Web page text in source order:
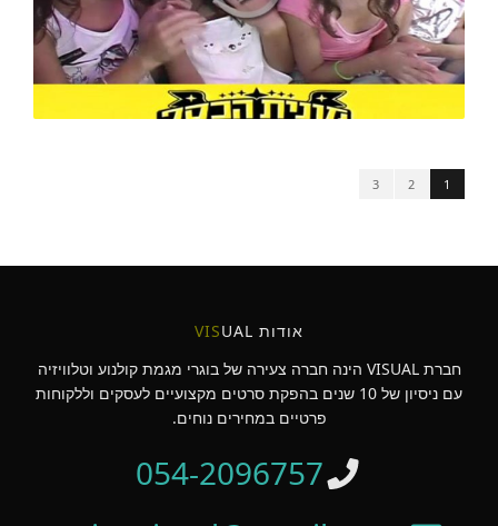
1
2
3
אודות VISUAL
חברת VISUAL הינה חברה צעירה של בוגרי מגמת קולנוע וטלוויזיה
עם ניסיון של 10 שנים בהפקת סרטים מקצועיים לעסקים וללקוחות
פרטיים במחירים נוחים.
054-2096757